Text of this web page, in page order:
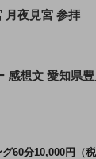
月夜見宮 参拝
感想文 愛知県
60分10,000円（税